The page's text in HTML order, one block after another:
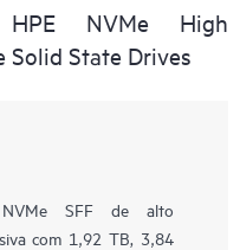
HPE NVMe High
Solid State Drives
NVMe SFF de alto
com 1,92 TB, 3,84